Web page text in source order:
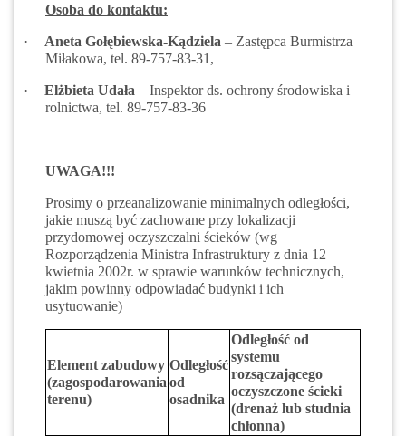
Osoba do kontaktu:
· Aneta Gołębiewska-Kądziela – Zastępca Burmistrza
Miłakowa, tel. 89-757-83-31,
· Elżbieta Udała – Inspektor ds. ochrony środowiska i
rolnictwa, tel. 89-757-83-36
UWAGA!!!
Prosimy o przeanalizowanie minimalnych odległości,
jakie muszą być zachowane przy lokalizacji
przydomowej oczyszczalni ścieków (wg
Rozporządzenia Ministra Infrastruktury z dnia 12
kwietnia 2002r. w sprawie warunków technicznych,
jakim powinny odpowiadać budynki i ich
usytuowanie)
Element zabudowy
(zagospodarowania
terenu)
Odległość
od
osadnika
Odległość od
systemu
rozsączającego
oczyszczone ścieki
(drenaż lub studnia
chłonna)